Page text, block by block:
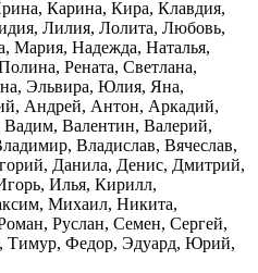
Карина, Кира, Клавдия,
Лилия, Лолита, Любовь,
Мария, Надежда, Наталья,
Рената, Светлана,
Эльвира, Юлия, Яна,
Андрей, Антон, Аркадий,
Валентин, Валерий,
Владислав, Вячеслав,
Данила, Денис, Дмитрий,
Илья, Кирилл,
Михаил, Никита,
Руслан, Семен, Сергей,
Тимур, Федор, Эдуард, Юрий,